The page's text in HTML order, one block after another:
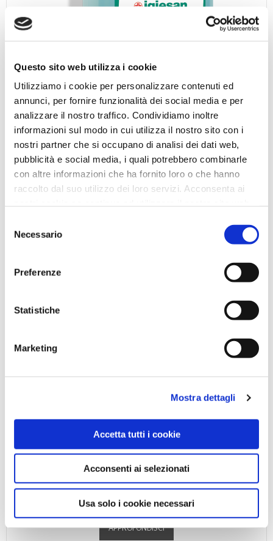
Questo sito web utilizza i cookie
Utilizziamo i cookie per personalizzare contenuti ed
annunci, per fornire funzionalità dei social media e per
analizzare il nostro traffico. Condividiamo inoltre
informazioni sul modo in cui utilizza il nostro sito con i
nostri partner che si occupano di analisi dei dati web,
pubblicità e social media, i quali potrebbero combinarle
con altre informazioni che ha fornito loro o che hanno
raccolto dal suo utilizzo dei loro servizi. Acconsenta ai
delNecessario
Preferenze
Statistiche
Marketing
Mostra dettagli
Accetta tutti i cookie
Acconsenti ai selezionati
Usa solo i cookie necessari
IGIESAN
IGIESAN, per le sue particolari proprietà, risult...
SOQUAT
Il SOQUAT è un detergente disinfettante per puliz...
APPROFONDISCI